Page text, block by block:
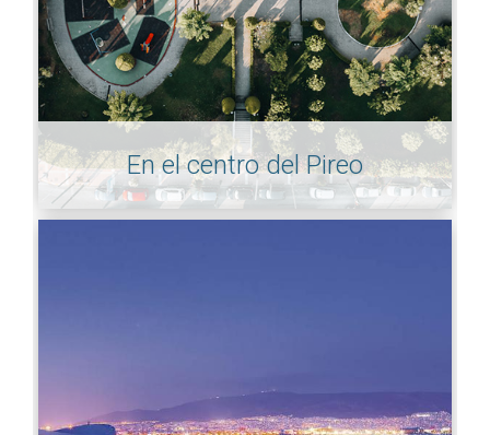
En el centro del Pireo